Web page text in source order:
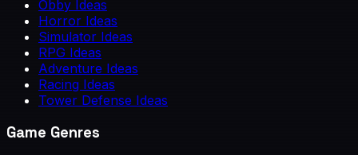
Obby Ideas
Horror Ideas
Simulator Ideas
RPG Ideas
Adventure Ideas
Racing Ideas
Tower Defense Ideas
Game Genres